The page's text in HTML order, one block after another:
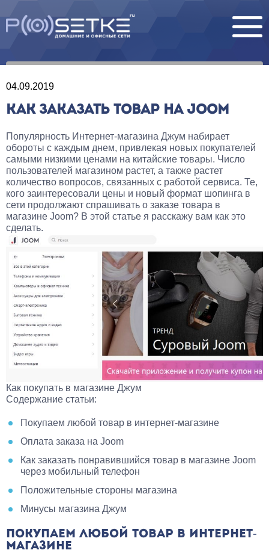
04.09.2019
КАК ЗАКАЗАТЬ ТОВАР НА JOOM
Популярность Интернет-магазина Джум набирает
обороты с каждым днем, привлекая новых покупателей
самыми низкими ценами на китайские товары. Число
пользователей магазином растет, а также растет
количество вопросов, связанных с работой сервиса. Те,
кого заинтересовали цены и новый формат шопинга в
сети продолжают спрашивать о заказе товара в
магазине Joom? В этой статье я расскажу вам как это
сделать.
Как покупать в магазине Джум
Содержание статьи:
Покупаем любой товар в интернет-магазине
Оплата заказа на Joom
Как заказать понравившийся товар в магазине Joom
через мобильный телефон
Положительные стороны магазина
Минусы магазина Джум
ПОКУПАЕМ ЛЮБОЙ ТОВАР В ИНТЕРНЕТ-
МАГАЗИНЕ